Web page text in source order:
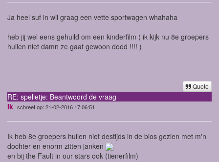
Ja heel suf in wil graag een vette sportwagen whahaha
heb jij wel eens gehuild om een kinderfilm ( ik kijk nu 8e groepers
huilen niet damn ze gaat gewoon dood !!!! )
Quote
RE: spelletje: Beantwoord de vraag
Ik schreef op: 21-02-2016 17:06:51
Ik heb 8e groepers huilen niet destijds in de bios gezien met m'n
dochter en enorm zitten janken
en bij the Fault in our stars ook (tienerfilm)